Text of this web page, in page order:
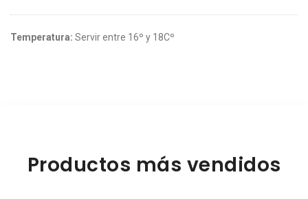
Temperatura: Servir entre 16º y 18Cº
Productos más vendidos